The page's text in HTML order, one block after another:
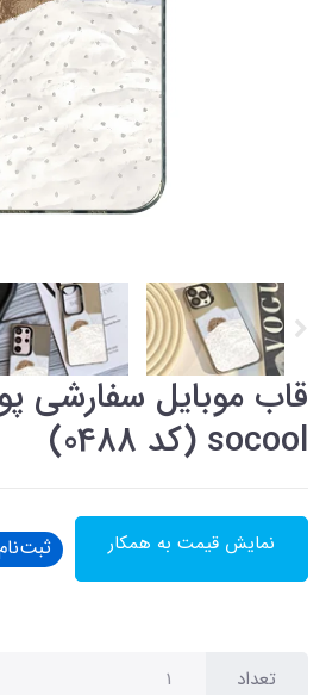
قاب موبایل سفارشی
socool (کد 0488)
نمایش قیمت به همکار
تعداد